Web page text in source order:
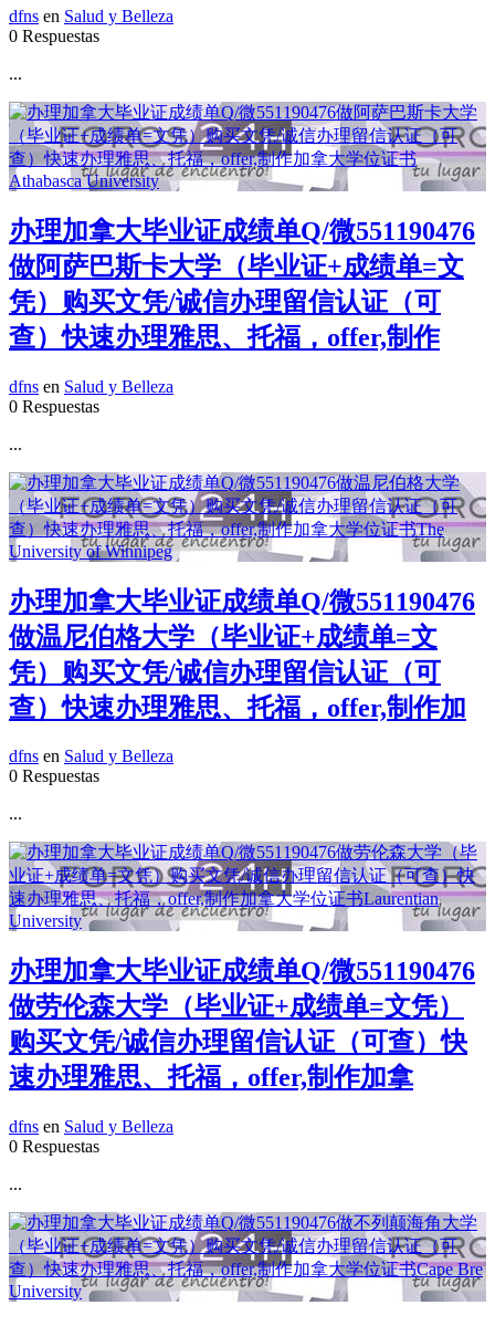
dfns en Salud y Belleza
0 Respuestas
...
办理加拿大毕业证成绩单Q/微551190476
做阿萨巴斯卡大学（毕业证+成绩单=文
凭）购买文凭/诚信办理留信认证（可
查）快速办理雅思、托福，offer,制作
dfns en Salud y Belleza
0 Respuestas
...
办理加拿大毕业证成绩单Q/微551190476
做温尼伯格大学（毕业证+成绩单=文
凭）购买文凭/诚信办理留信认证（可
查）快速办理雅思、托福，offer,制作加
dfns en Salud y Belleza
0 Respuestas
...
办理加拿大毕业证成绩单Q/微551190476
做劳伦森大学（毕业证+成绩单=文凭）
购买文凭/诚信办理留信认证（可查）快
速办理雅思、托福，offer,制作加拿
dfns en Salud y Belleza
0 Respuestas
...